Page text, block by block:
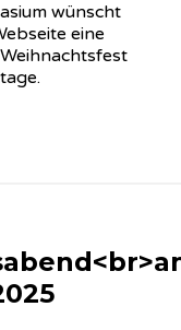
wünscht
eine